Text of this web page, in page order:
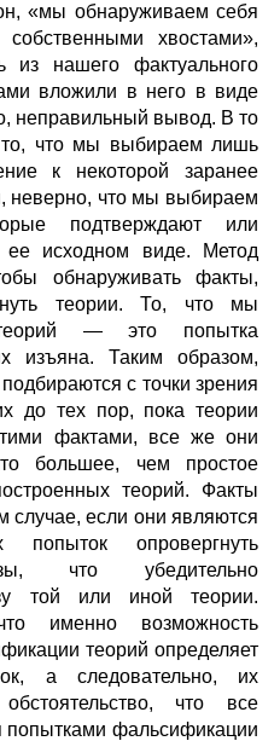
«мы обнаруживаем себя
хвостами»,
из нашего фактуального
вложили в него в виде
неправильный вывод. В то
что мы выбираем лишь
к некоторой заранее
неверно, что мы выбираем
подтверждают или
исходном виде. Метод
обнаруживать факты,
теории. То, что мы
— это попытка
изъяна. Таким образом,
с точки зрения
до тех пор, пока теории
фактами, все же они
большее, чем простое
теорий. Факты
случае, если они являются
попыток опровергнуть
что убедительно
той или иной теории.
именно возможность
теорий определяет
а следовательно, их
что все
попытками фальсификации